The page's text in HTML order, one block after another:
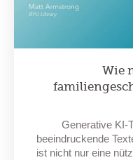
Wie
Generative KI-
beeindruckende
ist nicht nur eine